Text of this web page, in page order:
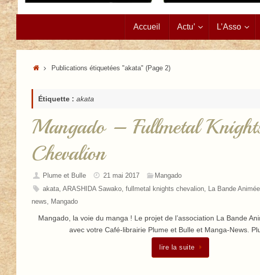
contenu
Accueil Actu’ L’Asso
AccueilPublications étiquetées "akata" (Page 2)
Étiquette : akata
Mangado – Fullmetal
Chevalion
Plume et Bulle 21 mai 2017
Mangado
akata,ARASHIDA Sawako,fullmetal knights chevalion, La Bande Animée
news, Mangado
Mangado, la voie du manga ! Le projet de l’association La Bande
avec votre Café-librairie Plume et Bulle et Manga-News.
lire la suite